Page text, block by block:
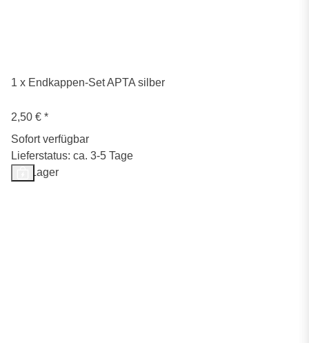
1 x Endkappen-Set APTA silber
2,50 € *
Sofort verfügbar
Lieferstatus: ca. 3-5 Tage
Auf Lager